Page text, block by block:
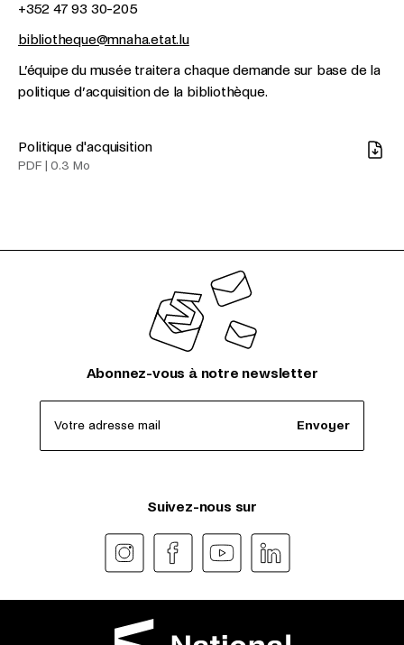
+352 47 93 30-205
bibliotheque@mnaha.etat.lu
L’équipe du musée traitera chaque demande sur base de la
politique d’acquisition de la bibliothèque.
Télécharger
Politique d'acquisition
PDF 0.3 Mo
Abonnez-vous à notre newsletter
Votre adresse mail Envoyer
Suivez-nous sur